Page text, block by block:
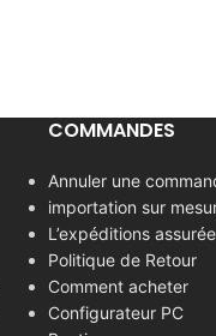
COMMANDES
Annuler une
importation sur
L’expéditions
Politique de Retour
Comment acheter
Configurateur PC